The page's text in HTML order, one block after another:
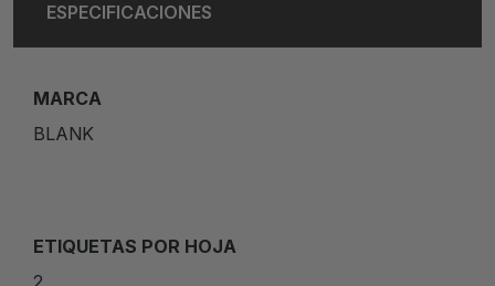
ESPECIFICACIONES
MARCA
BLANK
ETIQUETAS POR HOJA